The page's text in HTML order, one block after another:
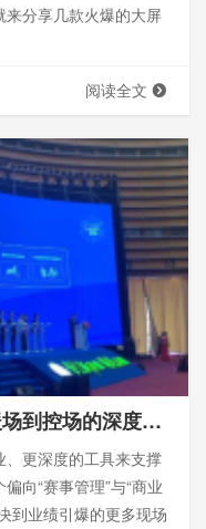
分享几款火爆的大屏
阅读全文
思讯互动进阶实操指南：从暖场到控场的深度玩法
更深度的工具来支撑
向“赛事管理”与“商业
到业绩引爆的更多现场